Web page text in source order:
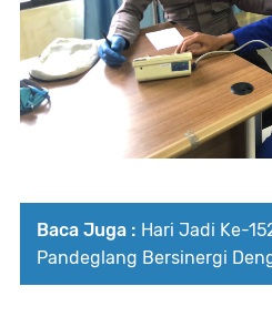
Baca Juga : Hari Jadi Ke-
Pandeglang Bersinergi